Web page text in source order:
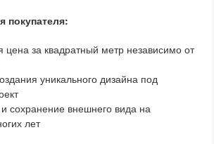
покупателя:
цена за квадратный метр независимо от
уникального дизайна под
и сохранение внешнего вида на
лет